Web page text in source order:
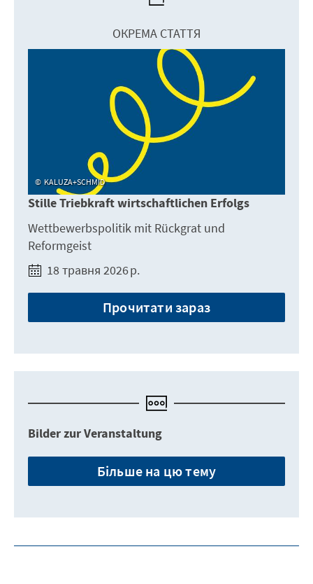
ОКРЕМА СТАТТЯ
KALUZA+SCHMID
Stille Triebkraft wirtschaftlichen Erfolgs
Wettbewerbspolitik mit Rückgrat und
Reformgeist
18 травня 2026 р.
Прочитати зараз
Bilder zur Veranstaltung
Більше на цю тему